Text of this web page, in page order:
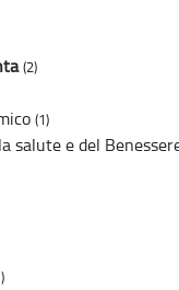
(2)
(1)
salute e del